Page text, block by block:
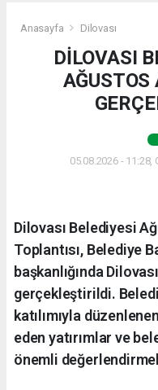
Anasayfa Dilovası
DİLOVASI
05.08.2026 - 11:28,
Dilovası Belediyesi
Toplantısı, Belediye
başkanlığında
gerçekleştirildi.
katılımıyla
eden yatırımlar ve
önemli